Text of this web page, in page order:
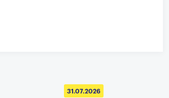
31.07.2026